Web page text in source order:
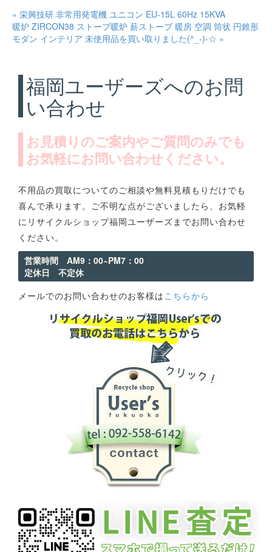
« 栄興技研 非常用発電機 ユニコン EU-15L 60Hz 15KVA
暖炉 ZIRCON38 ストーブ暖炉 薪ストーブ 暖房 空調 筒状 円錐形
モダン インテリア 未使用品を買い取りました(^_-)-☆ »
福岡ユーザーズへのお問
い合わせ
お見積りのご案内やご質問のみでも
お気軽にお問い合わせください。
不用品の買取についてのご相談や無料見積もりだけでも
喜んで承ります。ご不明な点がございましたら、お気軽
にリサイクルショップ福岡ユーザーズまでお問い合わせ
ください。
営業時間 AM9：00~PM7：00
定休日 不定休
メールでのお問い合わせのお客様は こちらから